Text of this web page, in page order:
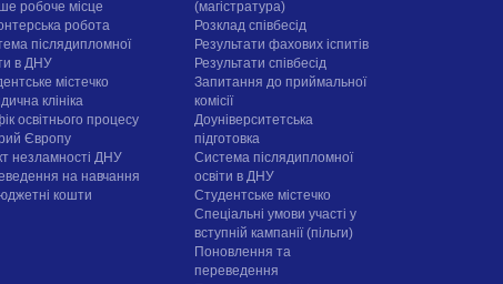
робоче місце
робота
післядипломної
в ДНУ
містечко
клініка
освітнього процесу
Європу
незламності ДНУ
на навчання
кошти
(магістратура)
Розклад співбесід
Результати фахових іспитів
Результати співбесід
Запитання до приймальної
комісії
Доуніверситетська
підготовка
Система післядипломної
освіти в ДНУ
Cтудентське містечко
Спеціальні умови участі у
вступній кампанії (пільги)
Поновлення та
переведення